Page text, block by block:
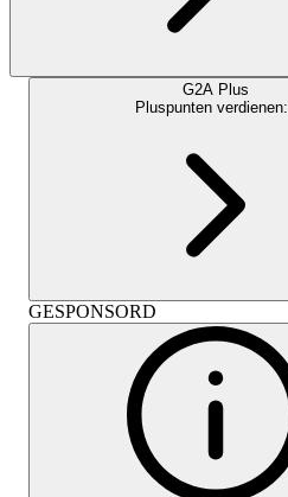
G2A Plus
Pluspunten verdienen:
GESPONSORD